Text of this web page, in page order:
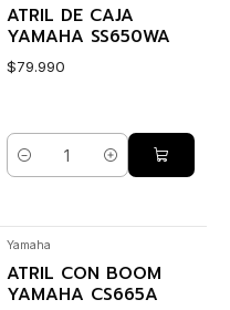
ATRIL DE CAJA
YAMAHA SS650WA
$79.990
Cantidad
Yamaha
ATRIL CON BOOM
YAMAHA CS665A